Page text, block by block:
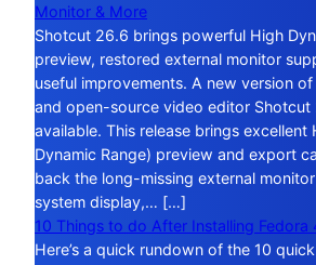
Monitor & More
Shotcut 26.6 brings powerful High
preview, restored external monitor
useful improvements. A new version
and open-source video editor Shotcut
available. This release brings excellent
Dynamic Range) preview and export
back the long-missing external
system display,… […]
10 Things to do After Installing Fedora
Here’s a quick rundown of the 10